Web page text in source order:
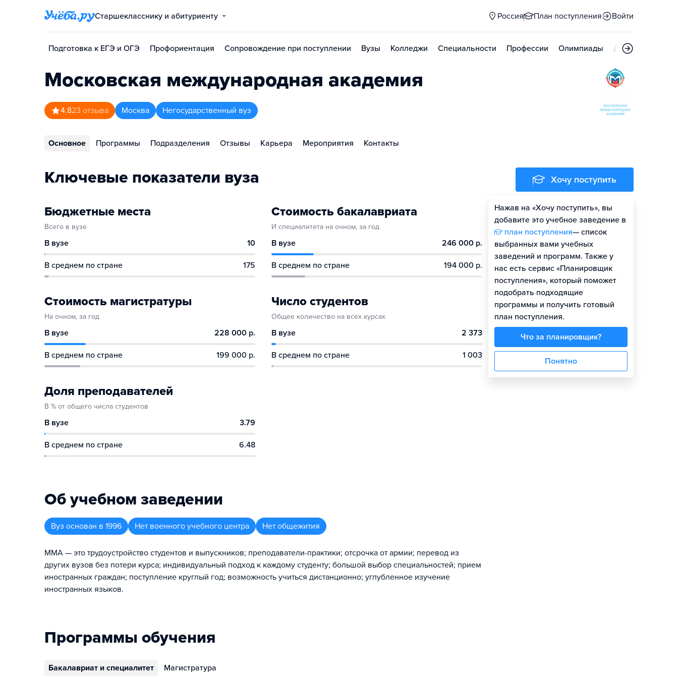
Старшекласснику и абитуриенту Россия План поступления Войти
Подготовка к ЕГЭ и ОГЭ Профориентация Сопровождение при поступлении Вузы Колледжи Специальности Профессии Олимпиады Дни открытых
Московская международная академия
4.823 отзыва Москва Негосударственный вуз
Основное Программы Подразделения Отзывы Карьера Мероприятия Контакты
Ключевые показатели вуза
Бюджетные места
Всего в вузе
В вузе 10
В среднем по стране 175
Стоимость бакалавриата
И специалитета на очном, за год
В вузе 246 000 р.
В среднем по стране 194 000 р.
Стоимость магистратуры
На очном, за год
В вузе 228 000 р.
В среднем по стране 199 000 р.
Число студентов
Общее количество на всех курсах
В вузе 2 373
В среднем по стране 1 003
Доля преподавателей
В % от общего числа студентов
В вузе 3.79
В среднем по стране 6.48
Об учебном заведении
Вуз основан в 1996 Нет военного учебного центра Нет общежития
ММА — это трудоустройство студентов и выпускников; преподаватели-практики; отсрочка от армии; перевод из
других вузов без потери курса; индивидуальный подход к каждому студенту; большой выбор специальностей; прием
иностранных граждан; поступление круглый год; возможность учиться дистанционно; углубленное изучение
иностранных языков.
Программы обучения
Бакалавриат и специалитет Магистратура
Хочу поступить
Нажав на «Хочу поступить», вы
добавите это учебное заведение в
план поступления— список
выбранных вами учебных
заведений и программ. Также у
нас есть сервис «Планировщик
поступления», который поможет
подобрать подходящие
программы и получить готовый
план поступления.
Что за планировщик?
Понятно
Оценить шансы